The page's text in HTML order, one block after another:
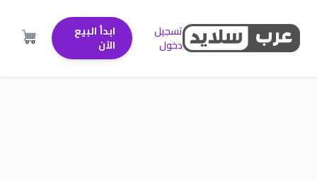
تسجيل
دخول
ابدأ البيع
الآن